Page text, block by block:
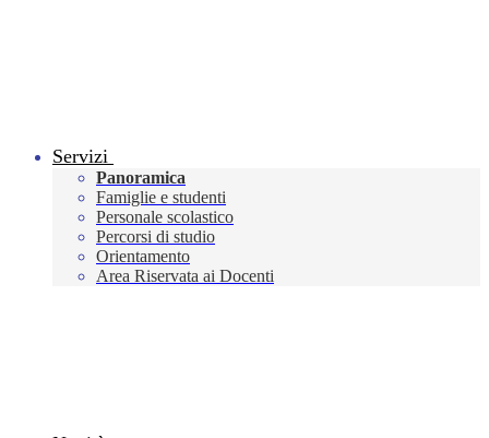
Servizi
Panoramica
Famiglie e studenti
Personale scolastico
Percorsi di studio
Orientamento
Area Riservata ai Docenti